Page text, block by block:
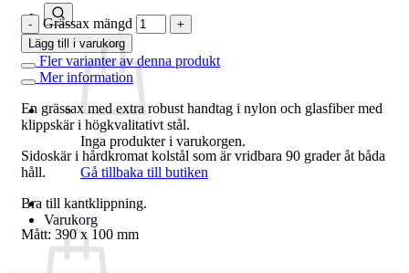
Inga produkter i varukorgen.
Gå tillbaka till butiken
Varukorg
Grässax mängd
Lägg till i varukorg
Fler varianter av denna produkt
Mer information
En grässax med extra robust handtag i nylon och glasfiber med
klippskär i högkvalitativt stål.
Sidoskär i hårdkromat kolstål som är vridbara 90 grader åt båda
håll.
Bra till kantklippning.
Mått: 390 x 100 mm